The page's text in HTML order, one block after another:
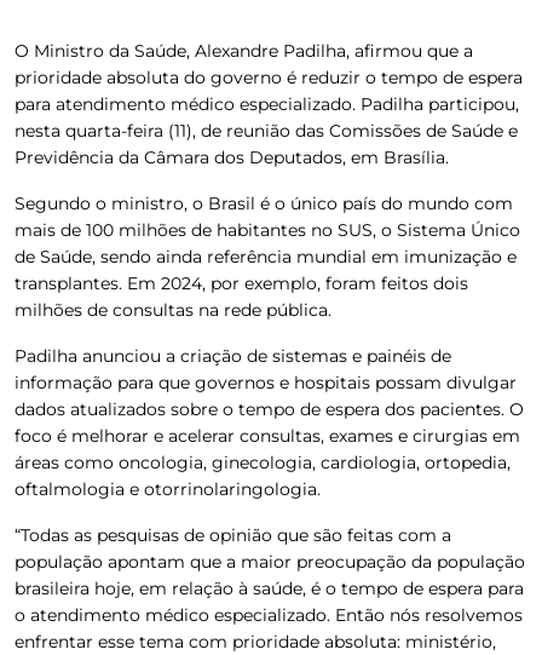
O Ministro da Saúde, Alexandre Padilha, afirmou que a
prioridade absoluta do governo é reduzir o tempo de espera
para atendimento médico especializado. Padilha participou,
nesta quarta-feira (11), de reunião das Comissões de Saúde e
Previdência da Câmara dos Deputados, em Brasília.
Segundo o ministro, o Brasil é o único país do mundo com
mais de 100 milhões de habitantes no SUS, o Sistema Único
de Saúde, sendo ainda referência mundial em imunização e
transplantes. Em 2024, por exemplo, foram feitos dois
milhões de consultas na rede pública.
Padilha anunciou a criação de sistemas e painéis de
informação para que governos e hospitais possam divulgar
dados atualizados sobre o tempo de espera dos pacientes. O
foco é melhorar e acelerar consultas, exames e cirurgias em
áreas como oncologia, ginecologia, cardiologia, ortopedia,
oftalmologia e otorrinolaringologia.
“Todas as pesquisas de opinião que são feitas com a
população apontam que a maior preocupação da população
brasileira hoje, em relação à saúde, é o tempo de espera para
o atendimento médico especializado. Então nós resolvemos
enfrentar esse tema com prioridade absoluta: ministério,